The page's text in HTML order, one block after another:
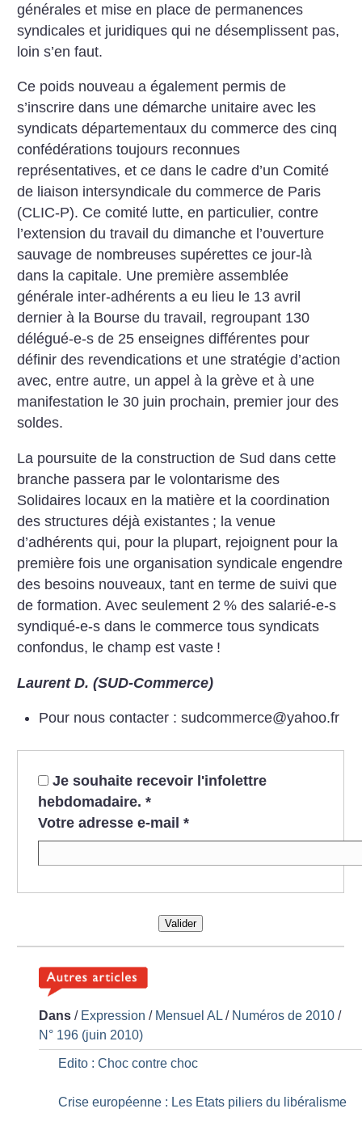
générales et mise en place de permanences
syndicales et juridiques qui ne désemplissent pas,
loin s’en faut.
Ce poids nouveau a également permis de
s’inscrire dans une démarche unitaire avec les
syndicats départementaux du commerce des cinq
confédérations toujours reconnues
représentatives, et ce dans le cadre d’un Comité
de liaison intersyndicale du commerce de Paris
(CLIC-P). Ce comité lutte, en particulier, contre
l’extension du travail du dimanche et l’ouverture
sauvage de nombreuses supérettes ce jour-là
dans la capitale. Une première assemblée
générale inter-adhérents a eu lieu le 13 avril
dernier à la Bourse du travail, regroupant 130
délégué-e-s de 25 enseignes différentes pour
définir des revendications et une stratégie d’action
avec, entre autre, un appel à la grève et à une
manifestation le 30 juin prochain, premier jour des
soldes.
La poursuite de la construction de Sud dans cette
branche passera par le volontarisme des
Solidaires locaux en la matière et la coordination
des structures déjà existantes ; la venue
d’adhérents qui, pour la plupart, rejoignent pour la
première fois une organisation syndicale engendre
des besoins nouveaux, tant en terme de suivi que
de formation. Avec seulement 2 % des salarié-e-s
syndiqué-e-s dans le commerce tous syndicats
confondus, le champ est vaste !
Laurent D. (SUD-Commerce)
Pour nous contacter : sudcommerce@yahoo.fr
Je souhaite recevoir l'infolettre
hebdomadaire. *
Votre adresse e-mail *
Valider
Dans / Expression / Mensuel AL / Numéros de 2010 /
N° 196 (juin 2010)
Edito : Choc contre choc
Crise européenne : Les Etats piliers du libéralisme